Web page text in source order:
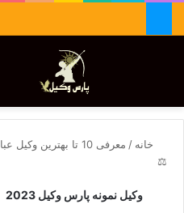
تغییر پوسته
خانه /
معرفی 10 تا بهترین
⚖️
وکیل نمونه پارس وکیل 2023